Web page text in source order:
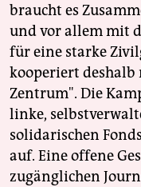
braucht es
und vor allem mit
für eine starke
kooperiert
Zentrum". Die
linke,
solidarischen
auf. Eine offene
zugänglichen